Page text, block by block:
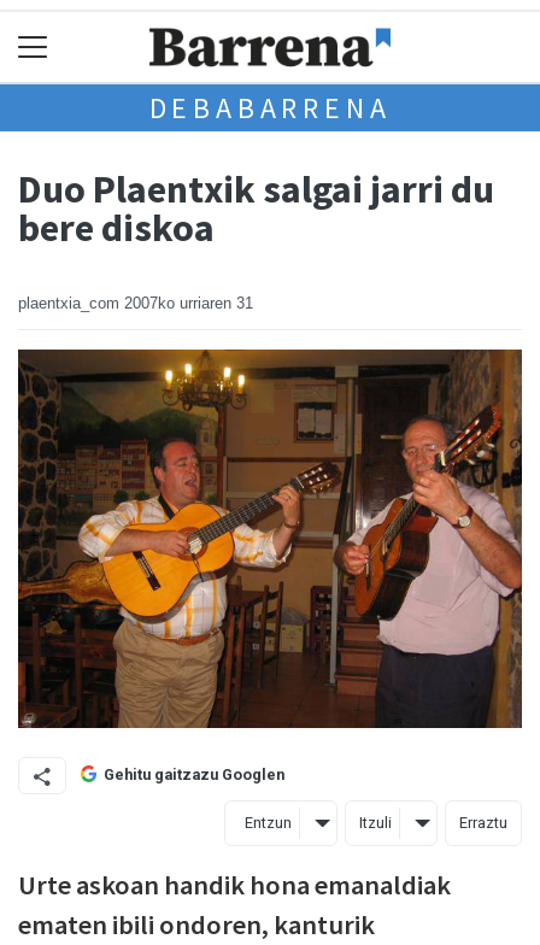
DEBABARRENA
Duo Plaentxik salgai jarri du
bere diskoa
plaentxia_com 2007ko urriaren 31
Gehitu gaitzazu Googlen
Entzun Itzuli Erraztu
Urte askoan handik hona emanaldiak
ematen ibili ondoren, kanturik